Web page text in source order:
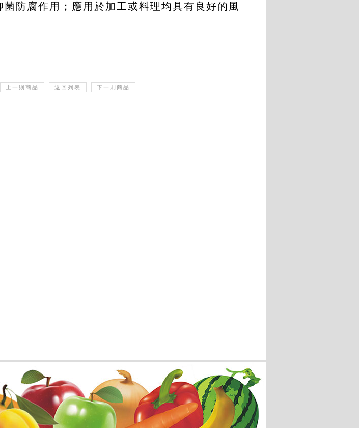
防腐作用；應用於加工或料理均具有良好的風
上一則商品 返回列表 下一則商品